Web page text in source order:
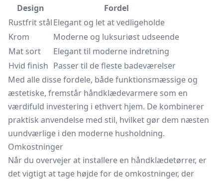
Design
Fordel
Rustfrit stålElegant og let at vedligeholde
Krom
Moderne og luksuriøst udseende
Mat sort
Elegant til moderne indretning
Hvid finish Passer til de fleste badeværelser
Med alle disse fordele, både funktionsmæssige og
æstetiske, fremstår håndklædevarmere som en
værdifuld investering i ethvert hjem. De kombinerer
praktisk anvendelse med stil, hvilket gør dem næsten
uundværlige i den moderne husholdning.
Omkostninger
Når du overvejer at installere en håndklædetørrer, er
det vigtigt at tage højde for de omkostninger, der